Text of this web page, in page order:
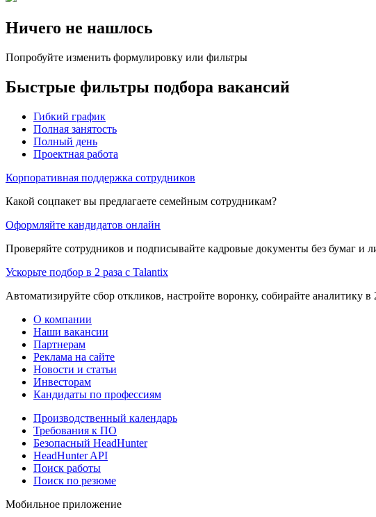
Ничего не нашлось
Попробуйте изменить формулировку или фильтры
Быстрые фильтры подбора вакансий
Гибкий график
Полная занятость
Полный день
Проектная работа
Корпоративная поддержка сотрудников
Какой соцпакет вы предлагаете семейным сотрудникам?
Оформляйте кандидатов онлайн
Проверяйте сотрудников и подписывайте кадровые документы без бумаг и
Ускорьте подбор в 2 раза с Talantix
Автоматизируйте сбор откликов, настройте воронку, собирайте аналитику в
О компании
Наши вакансии
Партнерам
Реклама на сайте
Новости и статьи
Инвесторам
Кандидаты по профессиям
Производственный календарь
Требования к ПО
Безопасный HeadHunter
HeadHunter API
Поиск работы
Поиск по резюме
Мобильное приложение